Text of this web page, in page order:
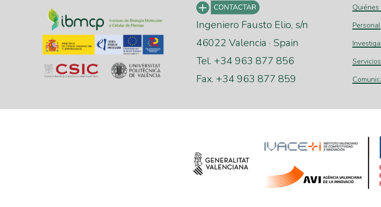
Ingeniero Fausto Elio, s/n
46022 Valencia · Spain
Tel. +34 963 877 856
Fax. +34 963 877 859
Quiénes
Personal
Servicios